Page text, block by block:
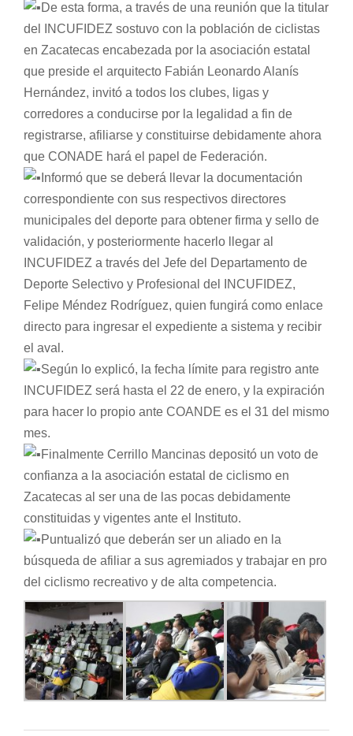
De esta forma, a través de una reunión que la titular
del INCUFIDEZ sostuvo con la población de ciclistas
en Zacatecas encabezada por la asociación estatal
que preside el arquitecto Fabián Leonardo Alanís
Hernández, invitó a todos los clubes, ligas y
corredores a conducirse por la legalidad a fin de
registrarse, afiliarse y constituirse debidamente ahora
que CONADE hará el papel de Federación.
Informó que se deberá llevar la documentación
correspondiente con sus respectivos directores
municipales del deporte para obtener firma y sello de
validación, y posteriormente hacerlo llegar al
INCUFIDEZ a través del Jefe del Departamento de
Deporte Selectivo y Profesional del INCUFIDEZ,
Felipe Méndez Rodríguez, quien fungirá como enlace
directo para ingresar el expediente a sistema y recibir
el aval.
Según lo explicó, la fecha límite para registro ante
INCUFIDEZ será hasta el 22 de enero, y la expiración
para hacer lo propio ante COANDE es el 31 del mismo
mes.
Finalmente Cerrillo Mancinas depositó un voto de
confianza a la asociación estatal de ciclismo en
Zacatecas al ser una de las pocas debidamente
constituidas y vigentes ante el Instituto.
Puntualizó que deberán ser un aliado en la
búsqueda de afiliar a sus agremiados y trabajar en pro
del ciclismo recreativo y de alta competencia.